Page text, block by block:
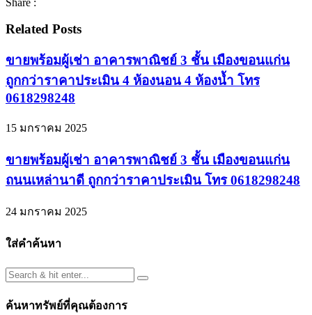
Related Posts
ขายพร้อมผู้เช่า อาคารพาณิชย์ 3 ชั้น เมืองขอนแก่น
ถูกกว่าราคาประเมิน 4 ห้องนอน 4 ห้องน้ำ โทร
0618298248
15 มกราคม 2025
ขายพร้อมผู้เช่า อาคารพาณิชย์ 3 ชั้น เมืองขอนแก่น
ถนนเหล่านาดี ถูกกว่าราคาประเมิน โทร 0618298248
24 มกราคม 2025
ใส่คำค้นหา
ค้นหาทรัพย์ที่คุณต้องการ